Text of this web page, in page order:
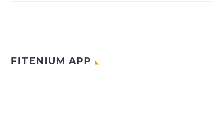
FITENIUM APP